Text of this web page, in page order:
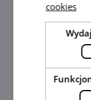
można
cookies